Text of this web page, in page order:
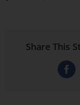
Share This